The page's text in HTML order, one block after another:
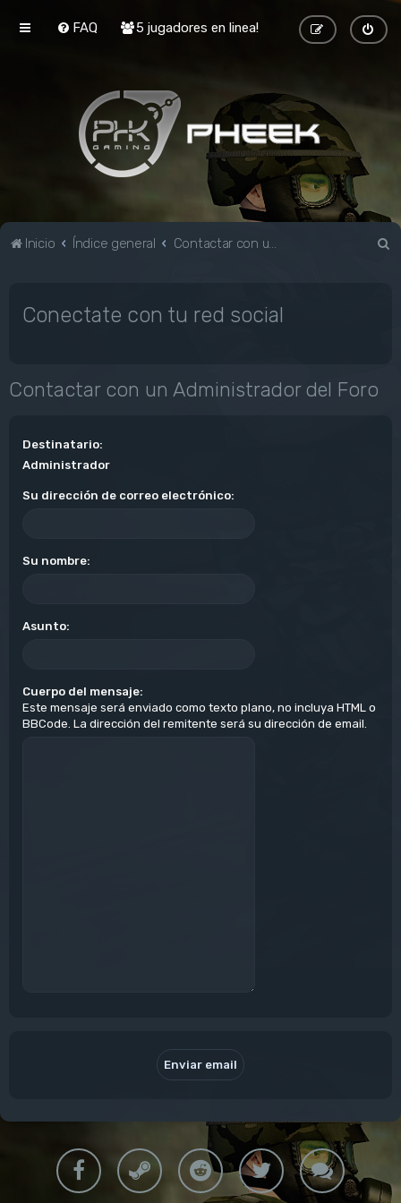
FAQ 5 jugadores en linea!
Inicio Índice general Contactar con un Administrador del Foro
Conectate con tu red social
Contactar con un Administrador del Foro
Destinatario:
Administrador
Su dirección de correo electrónico:
Su nombre:
Asunto:
Cuerpo del mensaje:
Este mensaje será enviado como texto plano, no incluya HTML o
BBCode. La dirección del remitente será su dirección de email.